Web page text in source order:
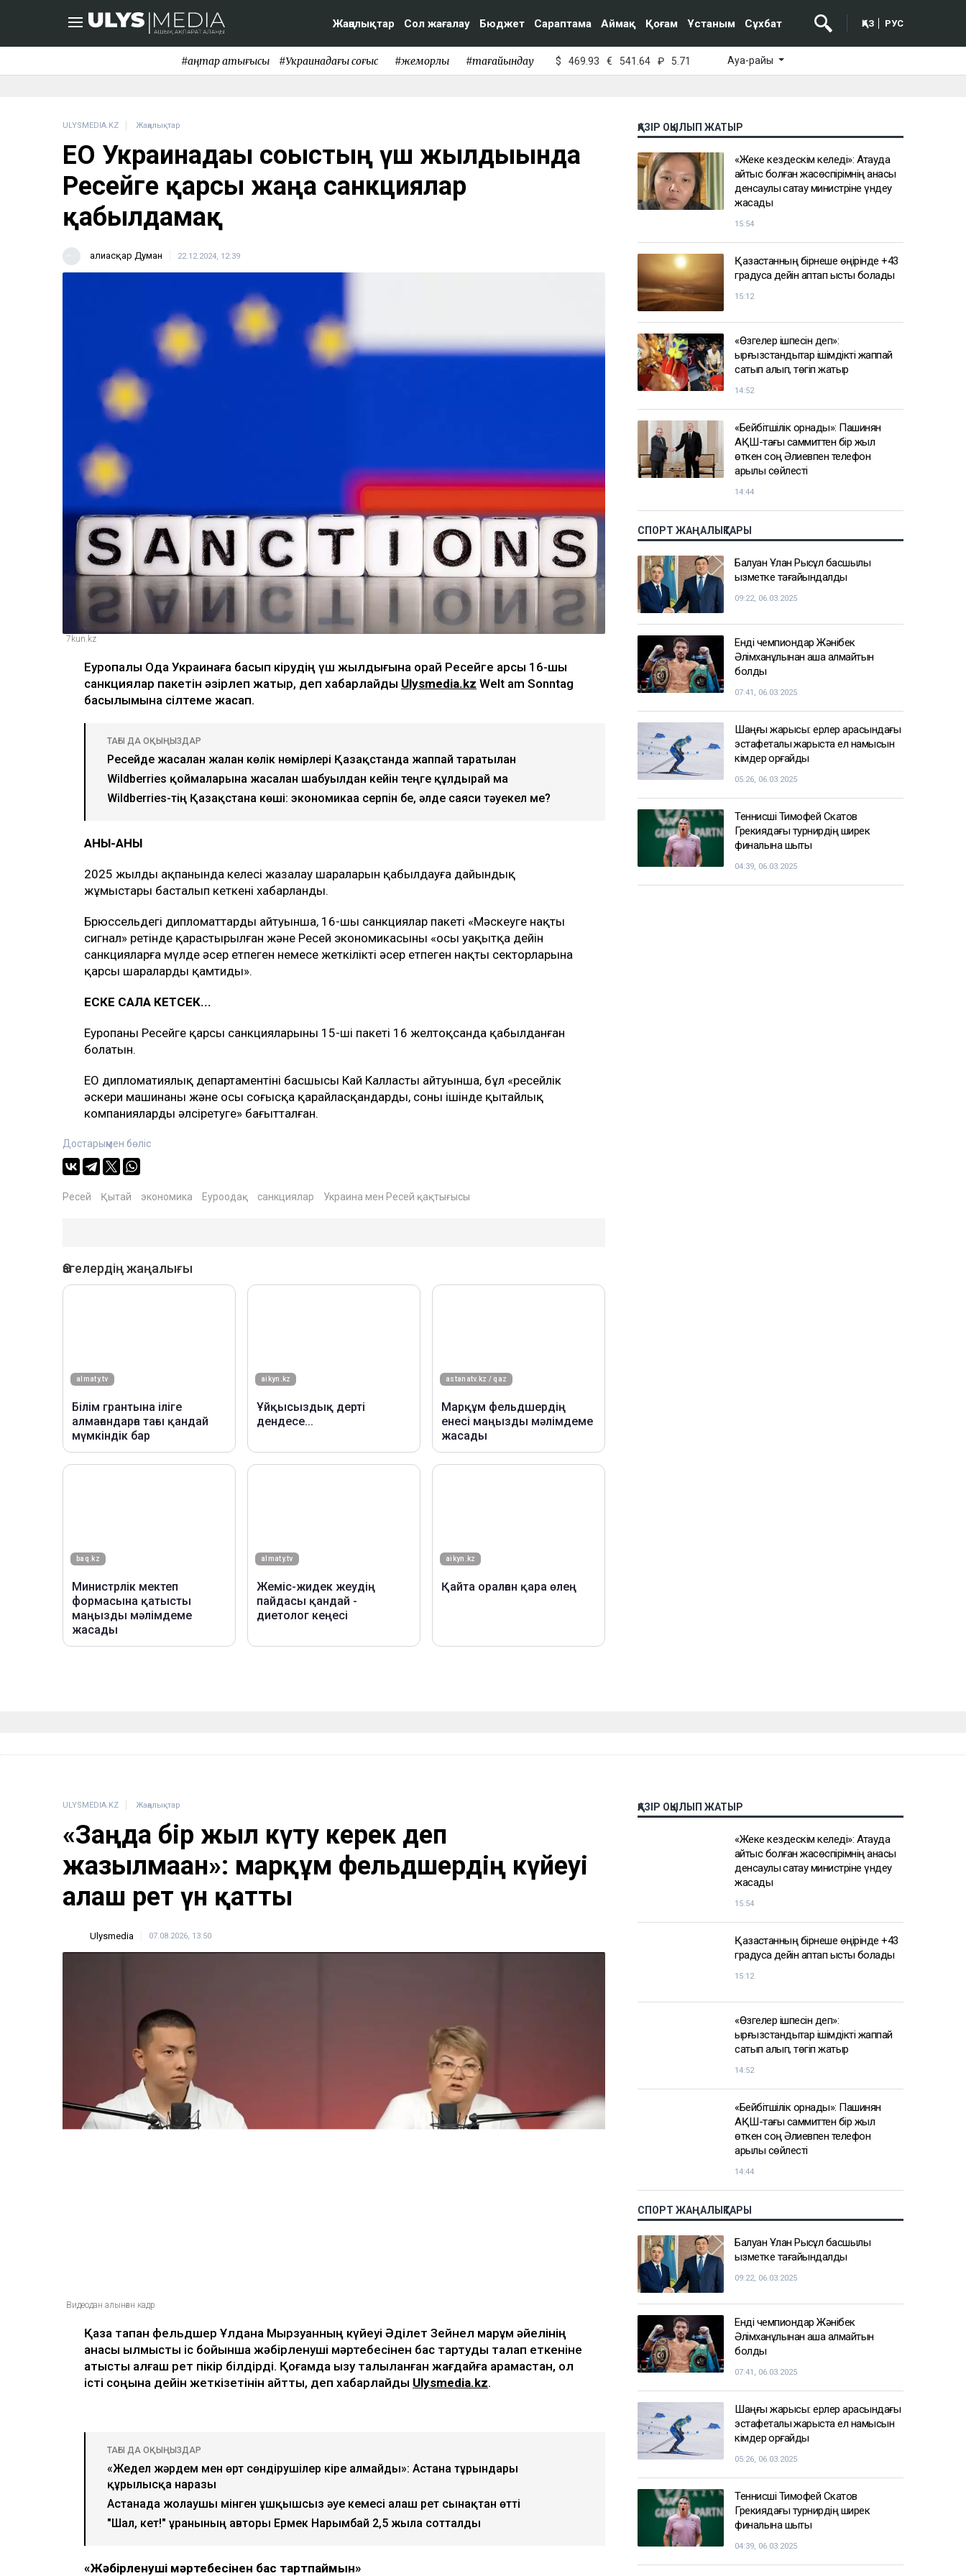
Жаңалықтар Сол жағалау Бюджет Сараптама Аймақ Қоғам Ұстаным Сұхбат ҚАЗ РУС
#қаңтар қақтығысы #Украинадағы соғыс #жемқорлық #тағайындау $ 469.93 € 541.64 ₽ 5.71 Ауа-райы
ULYSMEDIA.KZ Жаңалықтар
ЕО Украинадағы соғыстың үш жылдығында
Ресейге қарсы жаңа санкциялар
қабылдамақ
Ғалиасқар Думан 22.12.2024, 12:39
7kun.kz
Еуропалық Одақ Украинаға басып кірудің үш жылдығына орай Ресейге қарсы 16-шы
санкциялар пакетін әзірлеп жатыр, деп хабарлайды Ulysmedia.kz Welt am Sonntag
басылымына сілтеме жасап.
ТАҒЫ ДА ОҚЫҢЫЗДАР
Ресейде жасалған жалған көлік нөмірлері Қазақстанда жаппай таратылған
Wildberries қоймаларына жасалған шабуылдан кейін теңге құлдырай ма
Wildberries-тің Қазақстанға көші: экономикаға серпін бе, әлде саяси тәуекел ме?
АНЫҚ-ҚАНЫҚ
2025 жылдың ақпанында келесі жазалау шараларын қабылдауға дайындық
жұмыстары басталып кеткені хабарланды.
Брюссельдегі дипломаттардың айтуынша, 16-шы санкциялар пакеті «Мәскеуге нақты
сигнал» ретінде қарастырылған және Ресей экономикасының «осы уақытқа дейін
санкцияларға мүлде әсер етпеген немесе жеткілікті әсер етпеген нақты секторларына
қарсы шараларды қамтиды».
ЕСКЕ САЛА КЕТСЕК...
Еуропаның Ресейге қарсы санкцияларының 15-ші пакеті 16 желтоқсанда қабылданған
болатын.
ЕО дипломатиялық департаментінің басшысы Кай Калластың айтуынша, бұл «ресейлік
әскери машинаны және осы соғысқа қарайласқандарды, соның ішінде қытайлық
компанияларды әлсіретуге» бағытталған.
Достарыңмен бөліс
Ресей Қытай экономика Еуроодақ санкциялар Украина мен Ресей қақтығысы
ҚАЗІР ОҚЫЛЫП ЖАТЫР
«Жеке кездескім келеді»: Ақтауда
қайтыс болған жасөспірімнің анасы
денсаулық сақтау министріне үндеу
жасады
15:54
Қазақстанның бірнеше өңірінде +43
градусқа дейін аптап ыстық болады
15:12
«Өзгелер ішпесін деп»:
қырғызстандықтар ішімдікті жаппай
сатып алып, төгіп жатыр
14:52
«Бейбітшілік орнады»: Пашинян
АҚШ-тағы саммиттен бір жыл
өткен соң Әлиевпен телефон
арқылы сөйлесті
14:44
СПОРТ ЖАҢАЛЫҚТАРЫ
Балуан Ұлан Рысқұл басшылық
қызметке тағайындалды
09:22, 06.03.2025
Енді чемпиондар Жәнібек
Әлімханұлынан қаша алмайтын
болды
07:41, 06.03.2025
Шаңғы жарысы: ерлер арасындағы
эстафеталық жарыста ел намысын
кімдер қорғайды
05:26, 06.03.2025
Теннисші Тимофей Скатов
Грекиядағы турнирдің ширек
финалына шықты
04:39, 06.03.2025
ULYSMEDIA.KZ Жаңалықтар
«Заңда бір жыл күту керек деп
жазылмаған»: марқұм фельдшердің күйеуі
алғаш рет үн қатты
Ulysmedia 07.08.2026, 13:50
Видеодан алынған кадр
Қаза тапқан фельдшер Ұлдана Мырзуанның күйеуі Әділет Зейнел марқұм әйелінің
анасы қылмыстық іс бойынша жәбірленуші мәртебесінен бас тартуды талап еткеніне
қатысты алғаш рет пікір білдірді. Қоғамда қызу талқыланған жағдайға қарамастан, ол
істі соңына дейін жеткізетінін айтты, деп хабарлайды Ulysmedia.kz.
ТАҒЫ ДА ОҚЫҢЫЗДАР
«Жедел жәрдем мен өрт сөндірушілер кіре алмайды»: Астана тұрғындары
құрылысқа наразы
Астанада жолаушы мінген ұшқышсыз әуе кемесі алғаш рет сынақтан өтті
"Шал, кет!" ұранының авторы Ермек Нарымбай 2,5 жылға сотталды
«Жәбірленуші мәртебесінен бас тартпаймын»
ҚАЗІР ОҚЫЛЫП ЖАТЫР
«Жеке кездескім келеді»: Ақтауда
қайтыс болған жасөспірімнің анасы
денсаулық сақтау министріне үндеу
жасады
15:54
Қазақстанның бірнеше өңірінде +43
градусқа дейін аптап ыстық болады
15:12
«Өзгелер ішпесін деп»:
қырғызстандықтар ішімдікті жаппай
сатып алып, төгіп жатыр
14:52
«Бейбітшілік орнады»: Пашинян
АҚШ-тағы саммиттен бір жыл
өткен соң Әлиевпен телефон
арқылы сөйлесті
14:44
СПОРТ ЖАҢАЛЫҚТАРЫ
Балуан Ұлан Рысқұл басшылық
қызметке тағайындалды
09:22, 06.03.2025
Енді чемпиондар Жәнібек
Әлімханұлынан қаша алмайтын
болды
07:41, 06.03.2025
Шаңғы жарысы: ерлер арасындағы
эстафеталық жарыста ел намысын
кімдер қорғайды
05:26, 06.03.2025
Теннисші Тимофей Скатов
Грекиядағы турнирдің ширек
финалына шықты
04:39, 06.03.2025